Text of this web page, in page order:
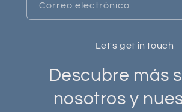
Correo electrónico
Let's get in touch
Descubre más
nosotros y